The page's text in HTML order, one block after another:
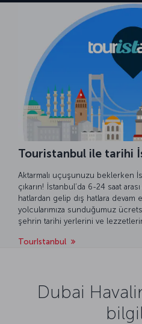
Touristanbul ile tarihi
Aktarmalı uçuşunuzu beklerken
çıkarın! İstanbul’da 6-24 saat
hatlardan gelip dış hatlara
yolcularımıza sunduğumuz
şehrin tarihi yerlerini ve
TourIstanbul
Dubai